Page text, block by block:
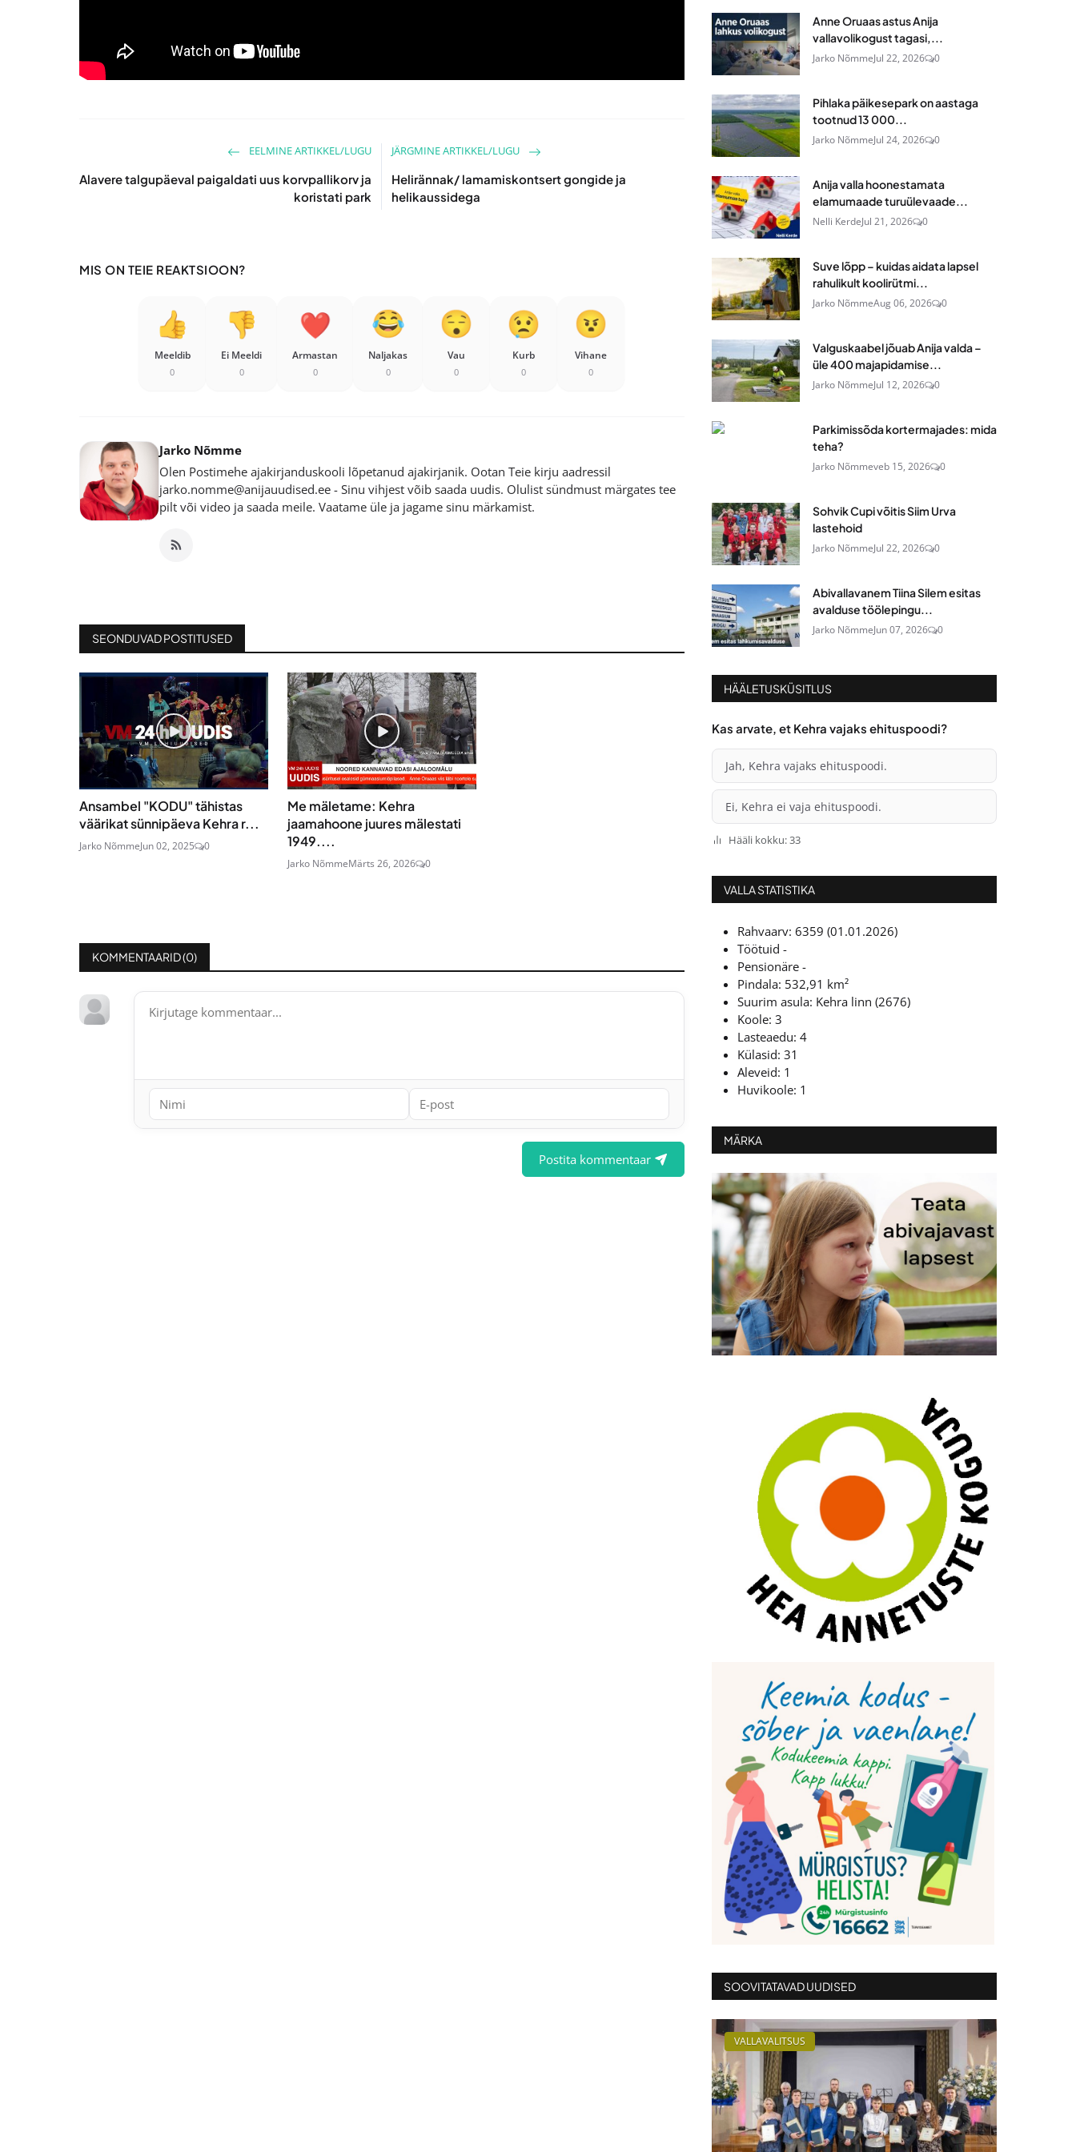
EELMINE ARTIKKEL/LUGU
Alavere talgupäeval paigaldati uus korvpallikorv ja
koristati park
JÄRGMINE ARTIKKEL/LUGU
Helirännak/ lamamiskontsert gongide ja
helikaussidega
MIS ON TEIE REAKTSIOON?
Meeldib
0
Ei Meeldi
0
Armastan
0
Naljakas
0
Vau
0
Kurb
0
Vihane
0
Jarko Nõmme
Olen Postimehe ajakirjanduskooli lõpetanud ajakirjanik. Ootan Teie kirju aadressil
jarko.nomme@anijauudised.ee - Sinu vihjest võib saada uudis. Olulist sündmust märgates tee
pilt või video ja saada meile. Vaatame üle ja jagame sinu märkamist.
SEONDUVAD POSTITUSED
Ansambel "KODU" tähistas
väärikat sünnipäeva Kehra r...
Jarko NõmmeJun 02, 2025 0
Me mäletame: Kehra
jaamahoone juures mälestati
1949....
Jarko NõmmeMärts 26, 2026 0
KOMMENTAARID (0)
Postita kommentaar
Anne Oruaas astus Anija
vallavolikogust tagasi,...
Jarko NõmmeJul 22, 2026 0
Pihlaka päikesepark on aastaga
tootnud 13 000...
Jarko NõmmeJul 24, 2026 0
Anija valla hoonestamata
elamumaade turuülevaade...
Nelli KerdeJul 21, 2026 0
Suve lõpp – kuidas aidata lapsel
rahulikult koolirütmi...
Jarko NõmmeAug 06, 2026 0
Valguskaabel jõuab Anija valda –
üle 400 majapidamise...
Jarko NõmmeJul 12, 2026 0
Parkimissõda kortermajades: mida
teha?
Jarko Nõmmeveb 15, 2026 0
Sohvik Cupi võitis Siim Urva
lastehoid
Jarko NõmmeJul 22, 2026 0
Abivallavanem Tiina Silem esitas
avalduse töölepingu...
Jarko NõmmeJun 07, 2026 0
HÄÄLETUSKÜSITLUS
Kas arvate, et Kehra vajaks ehituspoodi?
Jah, Kehra vajaks ehituspoodi.
Ei, Kehra ei vaja ehituspoodi.
Hääli kokku: 33
VALLA STATISTIKA
Rahvaarv: 6359 (01.01.2026)
Töötuid -
Pensionäre -
Pindala: 532,91 km²
Suurim asula: Kehra linn (2676)
Koole: 3
Lasteaedu: 4
Külasid: 31
Aleveid: 1
Huvikoole: 1
MÄRKA
SOOVITATAVAD UUDISED
VALLAVALITSUS